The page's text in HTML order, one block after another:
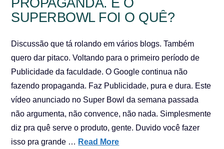
SUPERBOWL FOI O QUÊ?
Discussão que tá rolando em vários blogs. Também
quero dar pitaco. Voltando para o primeiro período de
Publicidade da faculdade. O Google continua não
fazendo propaganda. Faz Publicidade, pura e dura. Este
vídeo anunciado no Super Bowl da semana passada
não argumenta, não convence, não nada. Simplesmente
diz pra quê serve o produto, gente. Duvido você fazer
isso pra grande … Read More